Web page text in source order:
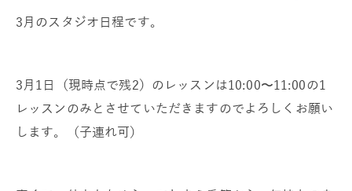
3月のスタジオ日程です。
3月1日（現時点で残2）のレッスンは10:00〜11:00の1
レッスンのみとさせていただきますのでよろしくお願い
します。（子連れ可）